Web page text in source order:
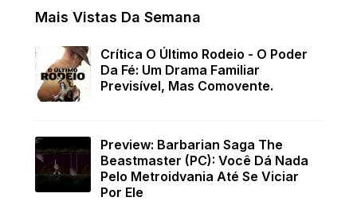
Mais Vistas Da Semana
Crítica O Último Rodeio - O Poder
Da Fé: Um Drama Familiar
Previsível, Mas Comovente.
Preview: Barbarian Saga The
Beastmaster (PC): Você Dá Nada
Pelo Metroidvania Até Se Viciar
Por Ele